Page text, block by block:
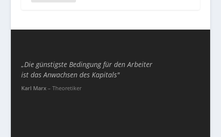
„Die günstigste Bedingung für den Arbeiter
ist das Anwachsen des Kapitals"
Karl Marx– Theoretiker